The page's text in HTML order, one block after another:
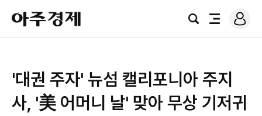
아
주
경
검
전
로
그
'대권 주자' 뉴섬 캘리포니아 주지
사, '美 어머니 날' 맞아 무상 기저귀